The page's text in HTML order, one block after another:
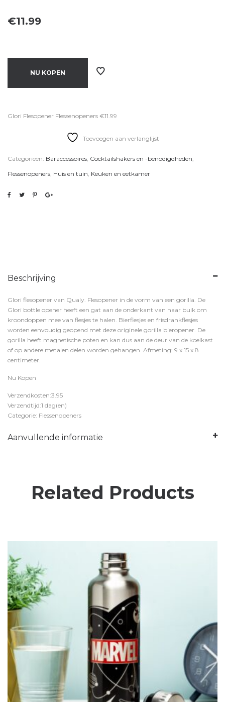
€11.99
NU KOPEN
Glori Flesopener Flessenopeners €11.99
Toevoegen aan verlanglijst
Categorieën: Baraccessoires, Cocktailshakers en -benodigdheden,
Flessenopeners, Huis en tuin, Keuken en eetkamer
Beschrijving
Glori flesopener van Qualy. Flesopener in de vorm van een gorilla. De
Glori bottle opener heeft een gat aan de onderkant van haar buik om
kroondoppen mee van flesjes te halen. Bierflesjes en frisdrankflesjes
worden eenvoudig geopend met deze originele gorilla bieropener. De
gorilla heeft magnetische poten en kan dus aan de deur van de koelkast
of op andere metalen delen worden gehangen. Afmeting: 9 x 15 x 8
centimeter.
Nu Kopen
Verzendkosten:3.95
Verzendtijd:1 dag(en)
Categorie: Flessenopeners
Aanvullende informatie
Related Products